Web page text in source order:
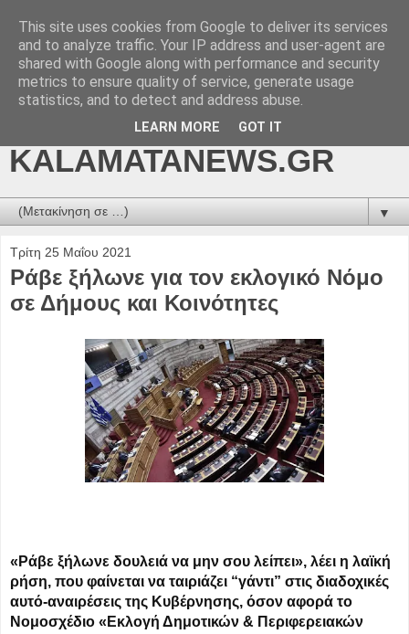
kalamatanews.gr -
ΜΕΣΣΗΝΙΑΚΑ ΝΕΑ
ONLINE-
KALAMATANEWS.GR
▼
Τρίτη 25 Μαΐου 2021
Ράβε ξήλωνε για τον εκλογικό Νόμο
σε Δήμους και Κοινότητες
«Ράβε ξήλωνε δουλειά να μην σου λείπει», λέει η λαϊκή
ρήση, που φαίνεται να ταιριάζει “γάντι” στις διαδοχικές
αυτό-αναιρέσεις της Κυβέρνησης, όσον αφορά το
Νομοσχέδιο «Εκλογή Δημοτικών & Περιφερειακών
This site uses cookies from Google to deliver its services
and to analyze traffic. Your IP address and user-agent are
shared with Google along with performance and security
metrics to ensure quality of service, generate usage
statistics, and to detect and address abuse.
LEARN MORE GOT IT